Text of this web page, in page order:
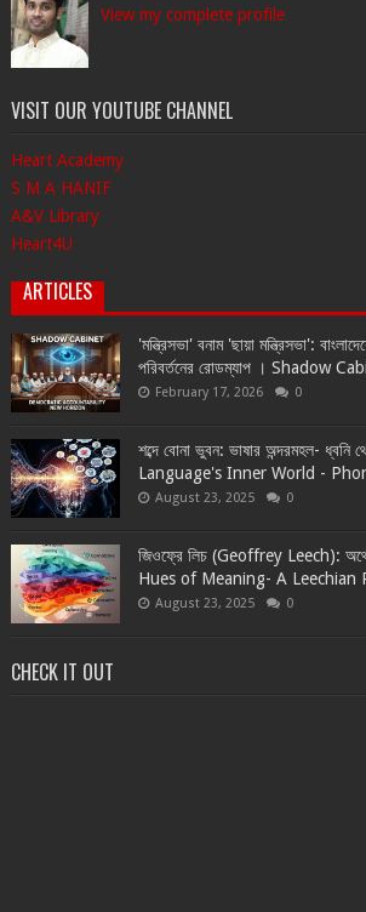
View my complete profile
VISIT OUR YOUTUBE CHANNEL
Heart Academy
S M A HANIF
A&V Library
Heart4U
ARTICLES
'মন্ত্রিসভা' বনাম 'ছায়া মন্ত্রিসভা':
পরিবর্তনের রোডম্যাপ । Shadow
February 17, 2026 0
শব্দে বোনা ভুবন: ভাষার অন্দরমহল- ধ্বনি
Language's Inner World -
August 23, 2025 0
জিওফ্রে লিচ (Geoffrey Leech):
Hues of Meaning- A Leechian
August 23, 2025 0
CHECK IT OUT